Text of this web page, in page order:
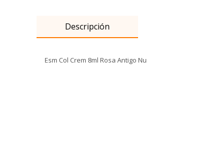
Descripción
Esm Col Crem 8ml Rosa Antigo Nu